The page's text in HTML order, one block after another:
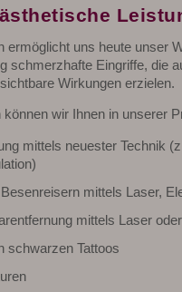
ermöglicht uns heute unser
schmerzhafte Eingriffe, die
Wirkungen erzielen.
können wir Ihnen in unserer
mittels neuester Technik
mittels Laser,
mittels Laser
schwarzen Tattoos